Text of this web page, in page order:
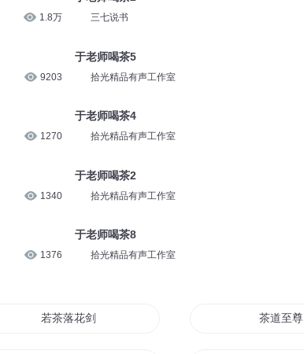
1.8万
9203
1270
1340
1376
三七说书
于老师喝茶5
拾光精品有声工作室
于老师喝茶4
拾光精品有声工作室
于老师喝茶2
拾光精品有声工作室
于老师喝茶8
拾光精品有声工作室
若茶落花剑影 茶道至尊